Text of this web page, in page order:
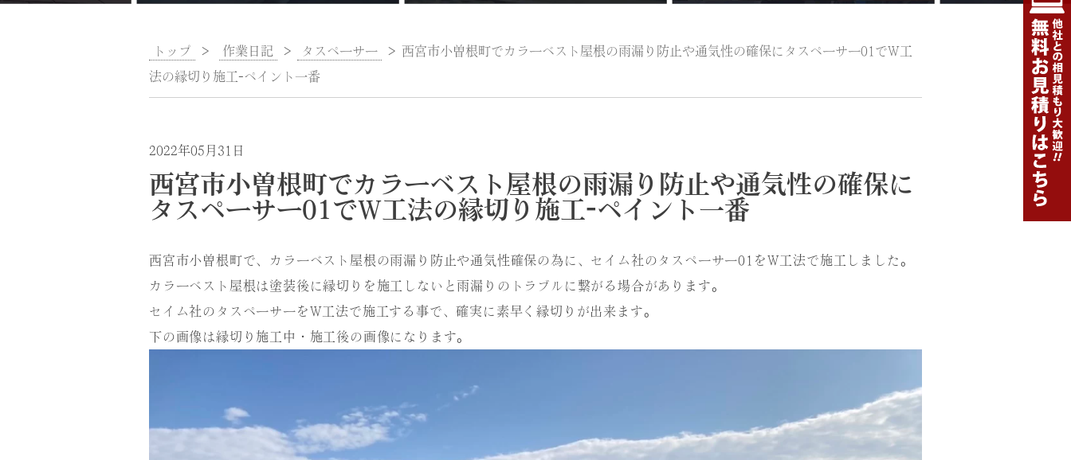
トップ > 作業日記 > タスペーサー > 西宮市小曽根町でカラーベスト屋根の雨漏り防止や通気性の確保にタスペーサー01でW工
法の縁切り施工-ペイント一番
2022年05月31日
西宮市小曽根町でカラーベスト屋根の雨漏り防止や通気性の確保に
タスペーサー01でW工法の縁切り施工-ペイント一番
西宮市小曽根町で、カラーベスト屋根の雨漏り防止や通気性確保の為に、セイム社のタスペーサー01をW工法で施工しました。
カラーベスト屋根は塗装後に縁切りを施工しないと雨漏りのトラブルに繋がる場合があります。
セイム社のタスペーサーをW工法で施工する事で、確実に素早く縁切りが出来ます。
下の画像は縁切り施工中・施工後の画像になります。